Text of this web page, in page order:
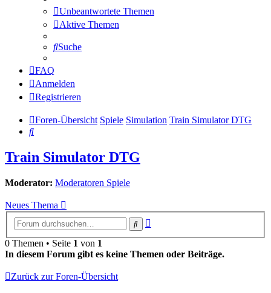
Unbeantwortete Themen
Aktive Themen
Suche
FAQ
Anmelden
Registrieren
Foren-Übersicht Spiele Simulation Train Simulator DTG
Suche
Train Simulator DTG
Moderator: Moderatoren Spiele
Neues Thema
Suche
0 Themen • Seite 1 von 1
In diesem Forum gibt es keine Themen oder Beiträge.
Zurück zur Foren-Übersicht